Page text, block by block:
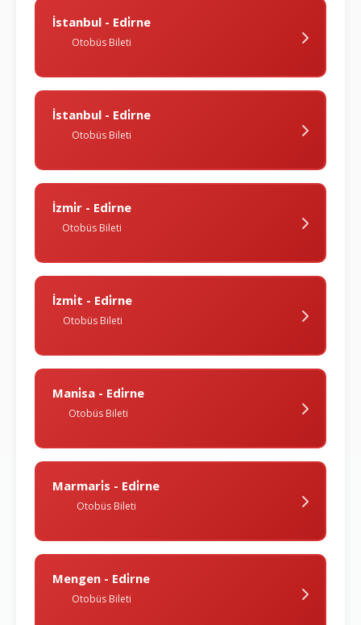
İstanbul - Edi̇rne
Otobüs Bileti
İstanbul - Edi̇rne
Otobüs Bileti
İzmi̇r - Edi̇rne
Otobüs Bileti
İzmi̇t - Edi̇rne
Otobüs Bileti
Mani̇sa - Edi̇rne
Otobüs Bileti
Marmari̇s - Edi̇rne
Otobüs Bileti
Mengen - Edi̇rne
Otobüs Bileti